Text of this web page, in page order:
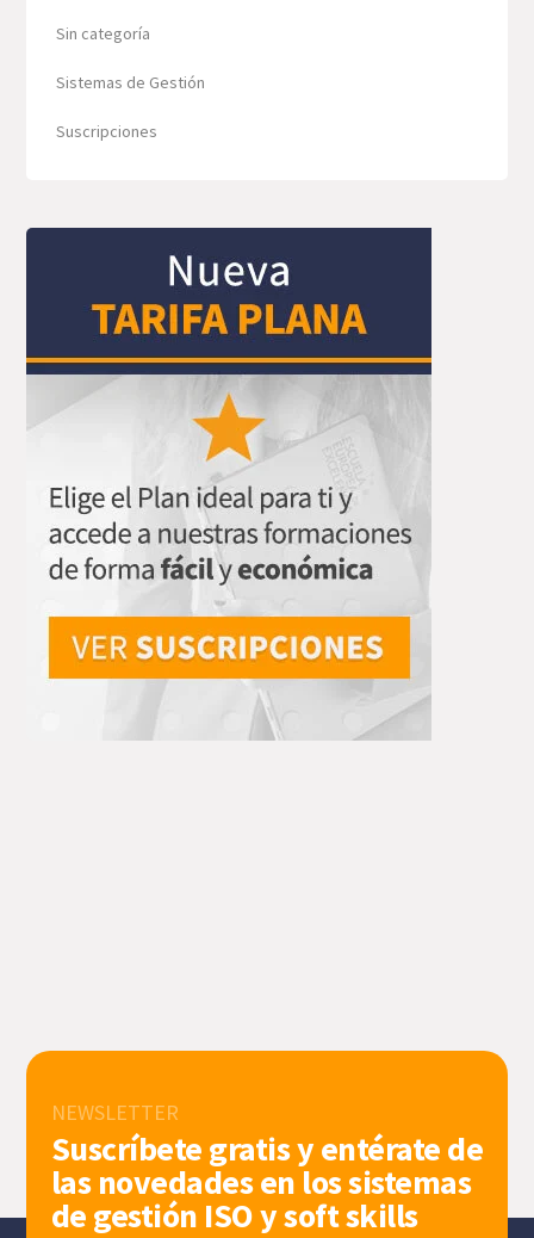
Sin categoría
Sistemas de Gestión
Suscripciones
NEWSLETTER
Suscríbete gratis y entérate de
las novedades en los sistemas
de gestión ISO y soft skills